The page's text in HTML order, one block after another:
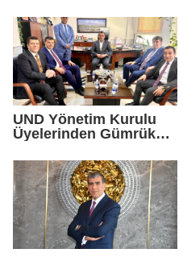
Yatırımı
UND Yönetim Kurulu
Üyelerinden Gümrük